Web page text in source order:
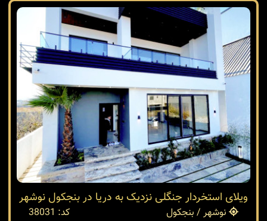
ویلای استخردار جنگلی نزدیک به دریا در بنجکول نوشهر
نوشهر / بنجکول
کد: 38031